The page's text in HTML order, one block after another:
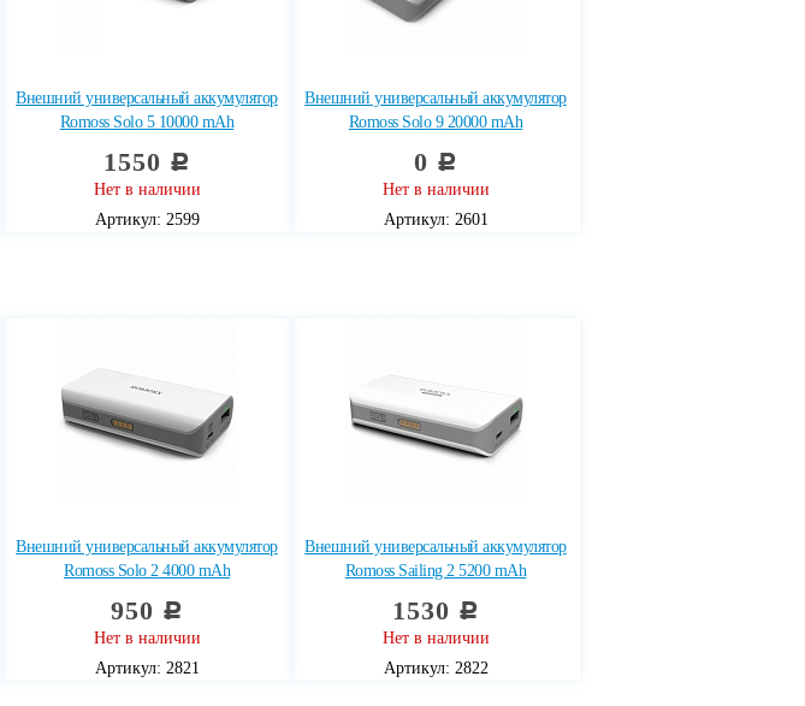
Внешний универсальный аккумулятор
Romoss Solo 5 10000 mAh
1550 c
Нет в наличии
Артикул: 2599
Внешний универсальный аккумулятор
Romoss Solo 9 20000 mAh
0 c
Нет в наличии
Артикул: 2601
Внешний универсальный аккумулятор
Romoss Solo 2 4000 mAh
950 c
Нет в наличии
Артикул: 2821
Внешний универсальный аккумулятор
Romoss Sailing 2 5200 mAh
1530 c
Нет в наличии
Артикул: 2822